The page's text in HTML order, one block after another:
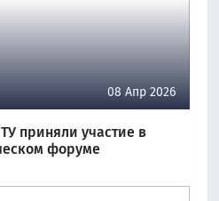
08 Апр 2026
приняли участие в
форуме